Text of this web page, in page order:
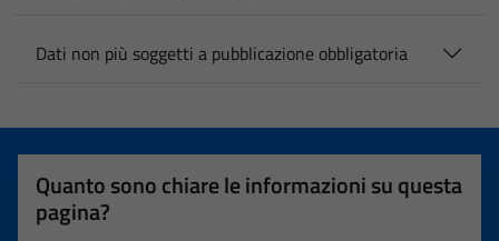
Dati non più soggetti a pubblicazione obbligatoria
Quanto sono chiare le informazioni su questa
pagina?